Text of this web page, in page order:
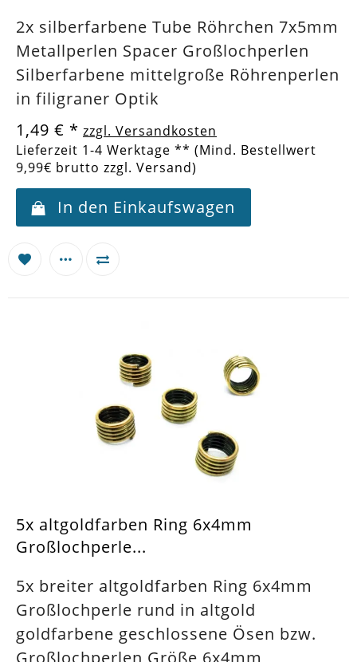
2x silberfarbene Tube Röhrchen 7x5mm
Metallperlen Spacer Großlochperlen
Silberfarbene mittelgroße Röhrenperlen
in filigraner Optik
1,49 € * zzgl. Versandkosten
Lieferzeit 1-4 Werktage ** (Mind. Bestellwert
9,99€ brutto zzgl. Versand)
In den Einkaufswagen
5x altgoldfarben Ring 6x4mm
Großlochperle...
5x breiter altgoldfarben Ring 6x4mm
Großlochperle rund in altgold
goldfarbene geschlossene Ösen bzw.
Großlochperlen Größe 6x4mm